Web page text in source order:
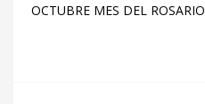
OCTUBRE MES DEL ROSARIO